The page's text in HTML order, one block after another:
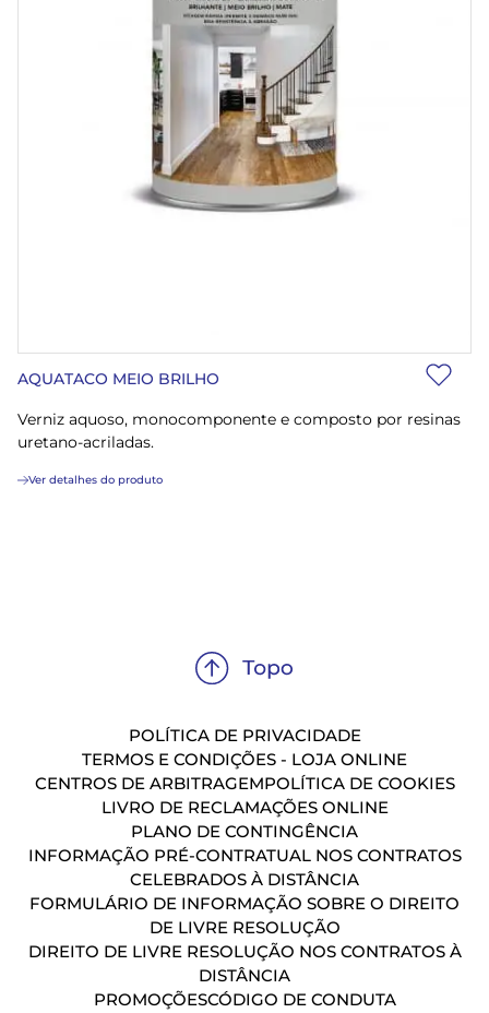
AQUATACO MEIO BRILHO
Verniz aquoso, monocomponente e composto por resinas
uretano-acriladas.
Ver detalhes do produto
POLÍTICA DE PRIVACIDADE
TERMOS E CONDIÇÕES - LOJA ONLINE
CENTROS DE ARBITRAGEMPOLÍTICA DE COOKIES
LIVRO DE RECLAMAÇÕES ONLINE
PLANO DE CONTINGÊNCIA
INFORMAÇÃO PRÉ-CONTRATUAL NOS CONTRATOS
CELEBRADOS À DISTÂNCIA
FORMULÁRIO DE INFORMAÇÃO SOBRE O DIREITO
DE LIVRE RESOLUÇÃO
DIREITO DE LIVRE RESOLUÇÃO NOS CONTRATOS À
DISTÂNCIA
PROMOÇÕESCÓDIGO DE CONDUTA